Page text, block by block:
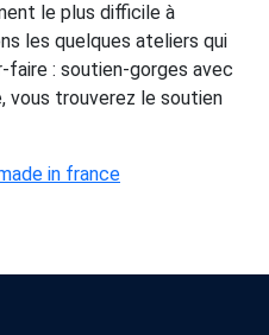
le plus difficile à
les quelques ateliers qui
: soutien-gorges avec
vous trouverez le soutien
in france